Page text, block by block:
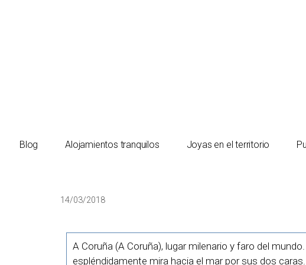
Blog Alojamientos tranquilos Joyas en el territorio
14/03/2018
A Coruña (A Coruña), lugar milenario y faro del
espléndidamente mira hacia el mar por sus dos caras.